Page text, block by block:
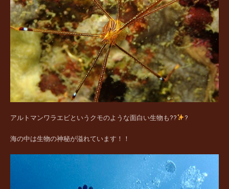
アルトマンワラエビというクモのような面白い生物も?? ?
海の中は生物の神秘が溢れています！！